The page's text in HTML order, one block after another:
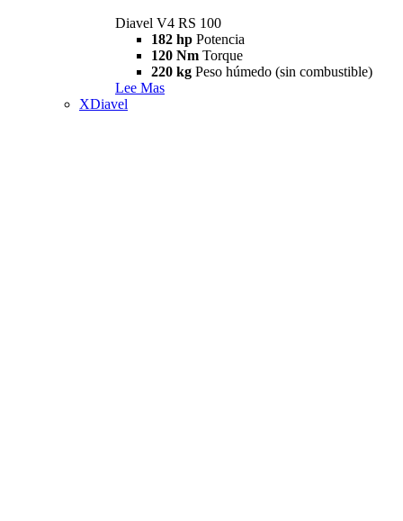
Diavel V4 RS 100
182 hp Potencia
120 Nm Torque
220 kg Peso húmedo (sin combustible)
Lee Mas
XDiavel